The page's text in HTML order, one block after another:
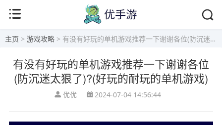
主页 > 游戏攻略 > 有没有好玩的单机游戏推荐一下谢谢各位(防沉迷太狠了)?(好玩的耐玩的单机游戏)
有没有好玩的单机游戏推荐一下谢谢各位
(防沉迷太狠了)?(好玩的耐玩的单机游戏)
优优 2024-07-04 14:56:44